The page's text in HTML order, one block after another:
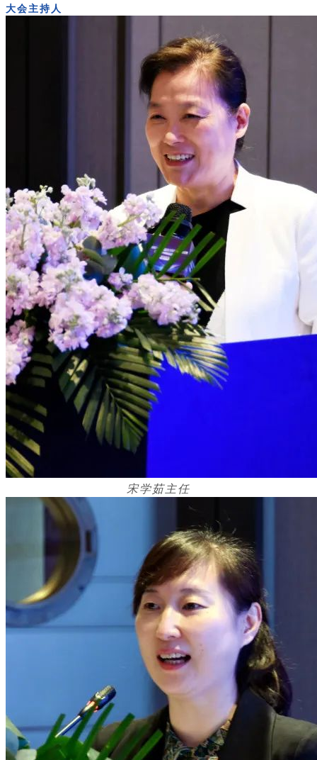
大会主持人
宋学茹主任